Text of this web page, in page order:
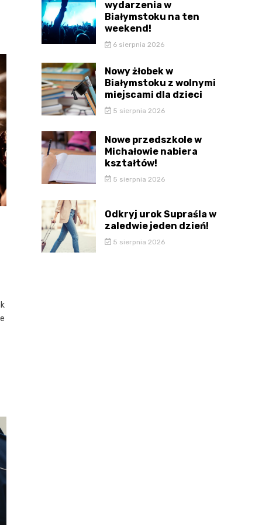
wydarzenia w
Białymstoku na ten
weekend!
6 sierpnia 2026
Nowy żłobek w
Białymstoku z wolnymi
miejscami dla dzieci
5 sierpnia 2026
Nowe przedszkole w
Michałowie nabiera
kształtów!
5 sierpnia 2026
Odkryj urok Supraśla w
zaledwie jeden dzień!
5 sierpnia 2026